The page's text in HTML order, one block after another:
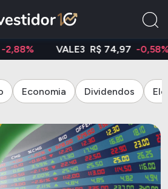
-0,58% BBAS3 R$ 20,05 -
Economia Dividendos